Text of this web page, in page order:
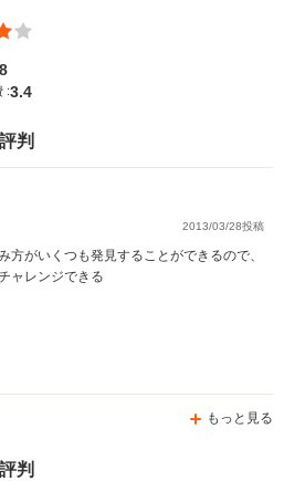
:3.4
判
2013/03/28投稿
方がいくつも発見することができるので、
ャレンジできる
もっと見る
判